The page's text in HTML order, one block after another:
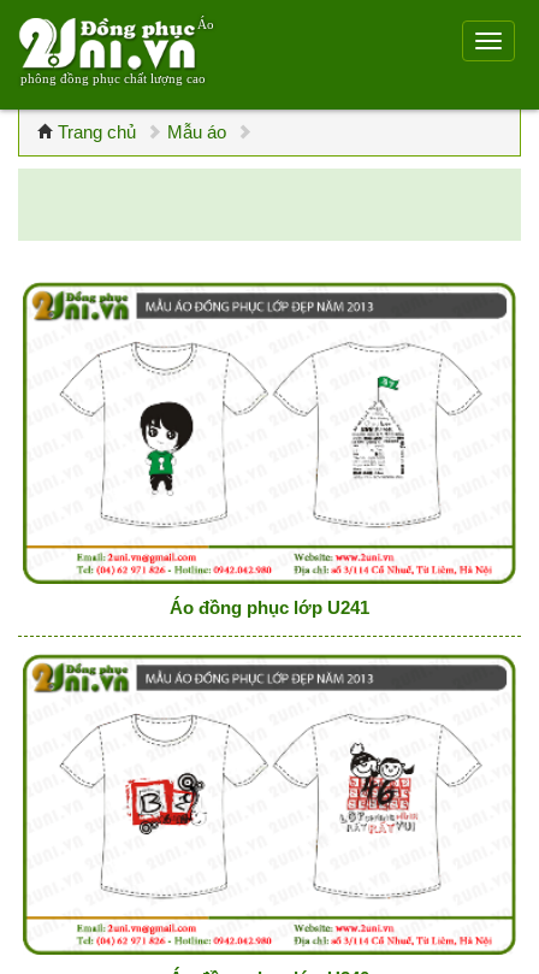
Áo
phông đồng phục chất lượng cao
Trang chủ Mẫu áo
Áo đồng phục lớp U241